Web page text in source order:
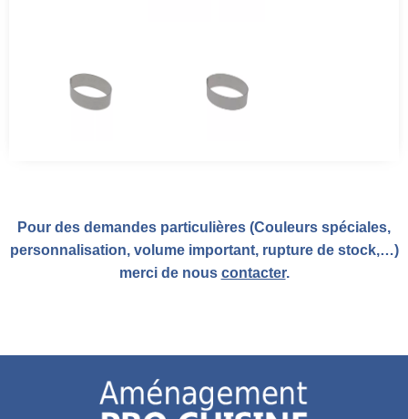
Pour des demandes particulières (Couleurs spéciales,
personnalisation, volume important, rupture de stock,…)
merci de nous contacter.